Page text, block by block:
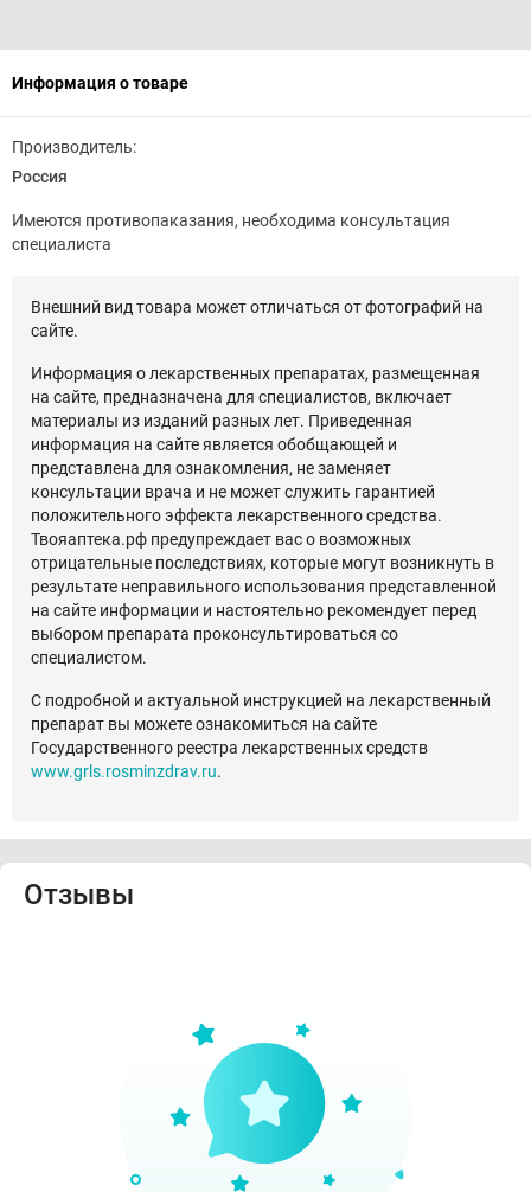
Информация о товаре
Производитель:
Россия
Имеются противопаказания, необходима консультация
специалиста
Внешний вид товара может отличаться от фотографий на
сайте.
Информация о лекарственных препаратах, размещенная
на сайте, предназначена для специалистов, включает
материалы из изданий разных лет. Приведенная
информация на сайте является обобщающей и
представлена для ознакомления, не заменяет
консультации врача и не может служить гарантией
положительного эффекта лекарственного средства.
Твояаптека.рф предупреждает вас о возможных
отрицательные последствиях, которые могут возникнуть в
результате неправильного использования представленной
на сайте информации и настоятельно рекомендует перед
выбором препарата проконсультироваться со
специалистом.
С подробной и актуальной инструкцией на лекарственный
препарат вы можете ознакомиться на сайте
Государственного реестра лекарственных средств
www.grls.rosminzdrav.ru.
Отзывы